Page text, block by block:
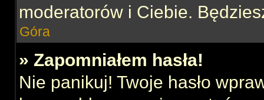
moderatorów i Ciebie.
Góra
» Zapomniałem hasła!
Nie panikuj! Twoje hasło